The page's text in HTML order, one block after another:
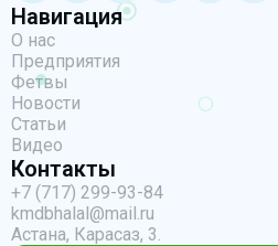
Навигация
О нас
Предприятия
Фетвы
Новости
Статьи
Видео
Контакты
+7 (717) 299-93-84
kmdbhalal@mail.ru
Астана, Карасаз, 3.